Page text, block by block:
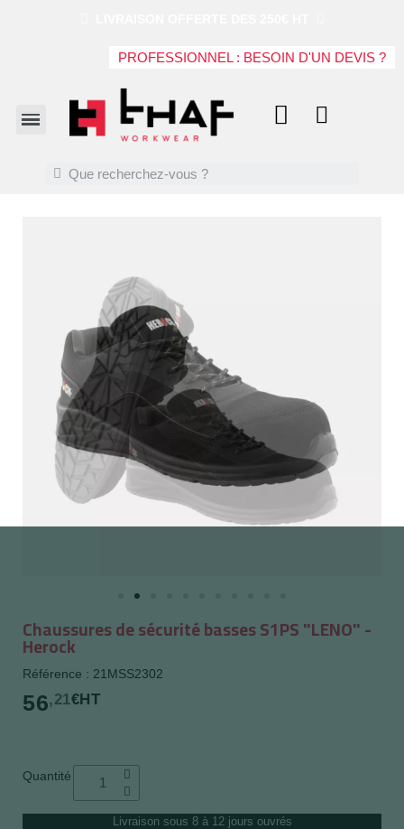
PROFESSIONNEL : BESOIN D'UN DEVIS ?
Chaussures de sécurité basses S1PS "LENO" -
Herock
Référence : 21MSS2302
56,21€HT
Quantité
Livraison sous 8 à 12 jours ouvrés